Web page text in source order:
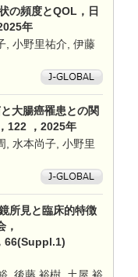
の頻度とQOL，日
年
, 小野里祐介, 伊藤
大腸癌罹患との関
122 ，2025年
, 水本尚子, 小野里
所見と臨床的特徴
，
, 後藤 裕樹, 土屋 裕